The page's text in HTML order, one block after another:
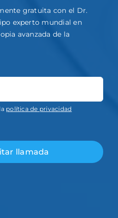
gratuita con el Dr.
experto mundial en
avanzada de la
política de privacidad